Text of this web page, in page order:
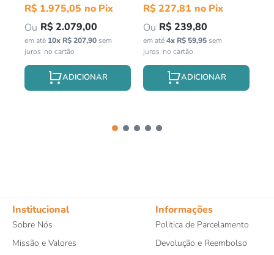
R$ 1.975,05
R$2.079,00
em até 10x R$207,90sem
juros
R$227,81
R$239,80
em até4x R$59,95sem
juros
Institucional
Sobre Nós
Missão e Valores
Informações
Politica de Parcelamento
Devolução e Reembolso